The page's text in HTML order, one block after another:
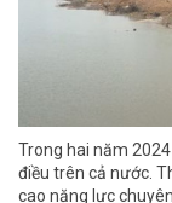
Trong hai năm
điều trên cả nước.
cao năng lực